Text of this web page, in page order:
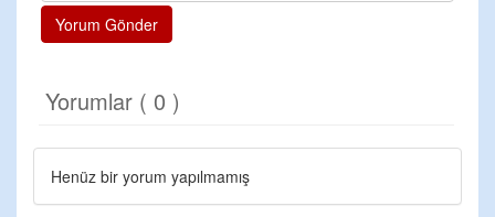
Yorum Gönder
Yorumlar ( 0 )
Henüz bir yorum yapılmamış